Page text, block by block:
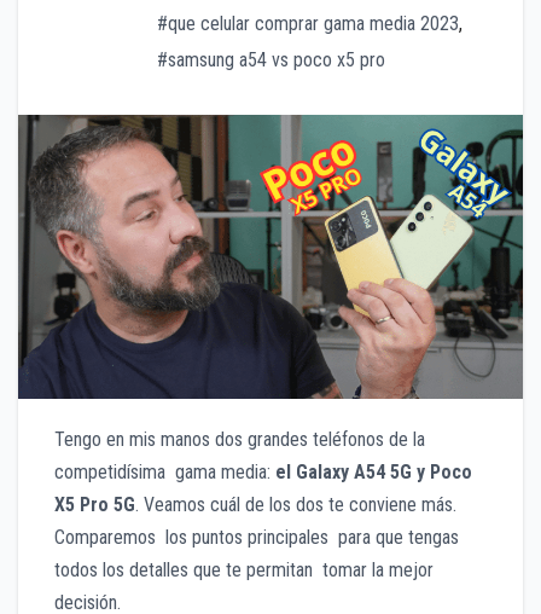
#que celular comprar gama media 2023,
#samsung a54 vs poco x5 pro
Tengo en mis manos dos grandes teléfonos de la
competidísima gama media: el Galaxy A54 5G y Poco
X5 Pro 5G. Veamos cuál de los dos te conviene más.
Comparemos los puntos principales para que tengas
todos los detalles que te permitan tomar la mejor
decisión.